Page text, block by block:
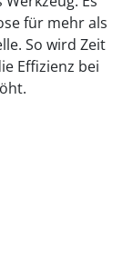
für mehr als
So wird Zeit
Effizienz bei